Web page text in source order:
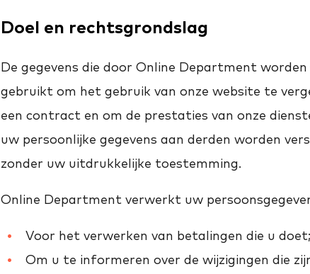
Doel en rechtsgrondslag
De gegevens die door Online Department
gebruikt om het gebruik van onze website te
een contract en om de prestaties van onze
uw persoonlijke gegevens aan derden worden
zonder uw uitdrukkelijke toestemming.
Online Department verwerkt uw
Voor het verwerken van betalingen die u doet;
Om u te informeren over de wijzigingen die